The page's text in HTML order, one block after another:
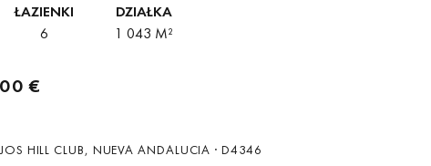
ŁAZIENKI
6
DZIAŁKA
1 043 M²
€
HILL CLUB, NUEVA ANDALUCIA · D4346